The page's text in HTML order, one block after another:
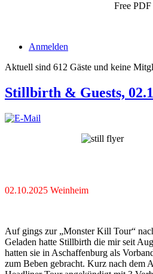
Free PDF
Anmelden
Aktuell sind 612 Gäste und keine
Stillbirth & Guests,
Stillbirth &
02.10.2025 Weinheim
Auf gings zur „Monster Kill Tour“
Geladen hatte Stillbirth die mir seit
hatten sie in Aschaffenburg als
zum Beben gebracht. Kurz nach dem